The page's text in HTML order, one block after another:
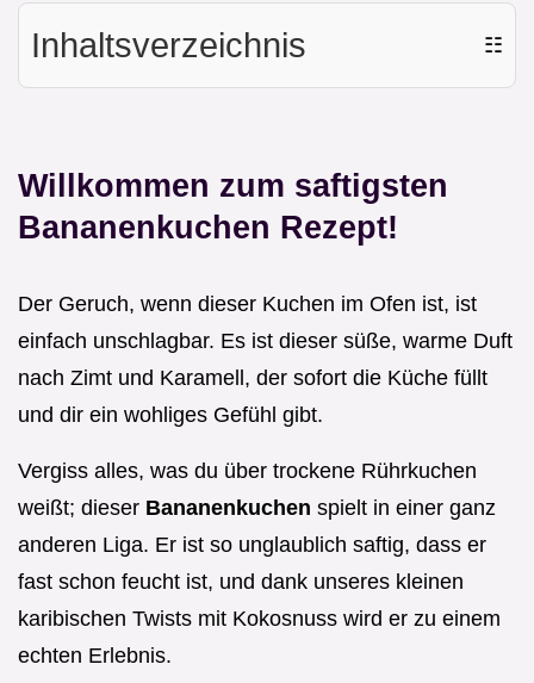
Inhaltsverzeichnis ☷
Willkommen zum saftigsten
Bananenkuchen Rezept!
Der Geruch, wenn dieser Kuchen im Ofen ist, ist
einfach unschlagbar. Es ist dieser süße, warme Duft
nach Zimt und Karamell, der sofort die Küche füllt
und dir ein wohliges Gefühl gibt.
Vergiss alles, was du über trockene Rührkuchen
weißt; dieser Bananenkuchen spielt in einer ganz
anderen Liga. Er ist so unglaublich saftig, dass er
fast schon feucht ist, und dank unseres kleinen
karibischen Twists mit Kokosnuss wird er zu einem
echten Erlebnis.